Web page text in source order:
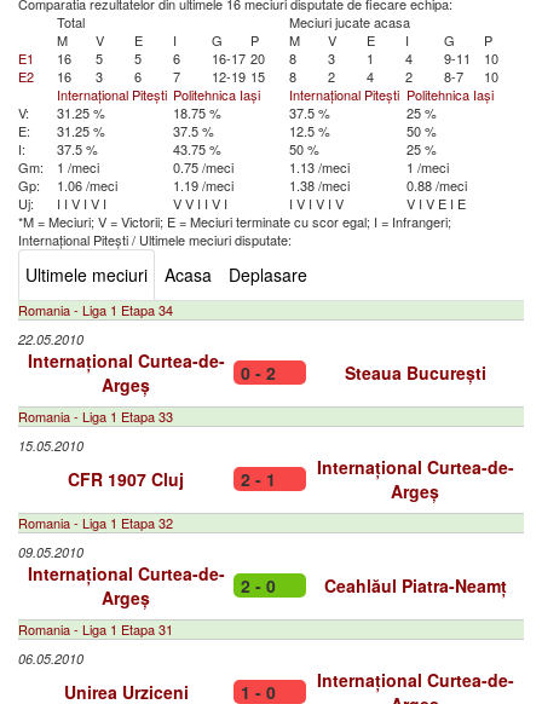
Total
Meciuri jucate acasa
M
V E I G P M V E I G
P
E1
16 5 5 6 16-17 20 8 3 1 4 9-11
10
E2
16 3 6 7 12-19 15 8 2 4 2 8-7
10
Internațional Pitești Politehnica Iași Internațional Pitești Politehnica Iași
V:
31.25 % 18.75 % 37.5 %
25 %
E:
31.25 % 37.5 % 12.5 %
50 %
I:
37.5 % 43.75 % 50 %
25 %
Gm:
1 /meci 0.75 /meci 1.13 /meci
1 /meci
Gp:
1.06 /meci 1.19 /meci 1.38 /meci
0.88 /meci
Uj:
I I V I V I VV I I V I I V I V I V V I V E I E
*M = Meciuri; V = Victorii; E = Meciuri terminate cu scor egal; I = Infrangeri;
Internațional Pitești/ Ultimele meciuri disputate:
Ultimele meciuri Acasa Deplasare
Romania - Liga 1 Etapa 34
22.05.2010
Internațional Curtea-de-
Argeș
0 - 2 Steaua București
Romania - Liga 1 Etapa 33
15.05.2010
CFR 1907 Cluj 2 - 1
Internațional Curtea-de-
Argeș
Romania - Liga 1 Etapa 32
09.05.2010
Internațional Curtea-de-
Argeș
2 - 0 Ceahlăul Piatra-Neamț
Romania - Liga 1 Etapa 31
06.05.2010
Unirea Urziceni 1 - 0
Internațional Curtea-de-